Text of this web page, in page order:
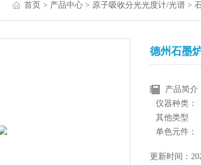
首页 > 产品中心> 原子吸收分光光度计/光谱>
德州石墨
产品简介
仪器种类：
其他类型
单色元件：
光学系统：
更新时间：